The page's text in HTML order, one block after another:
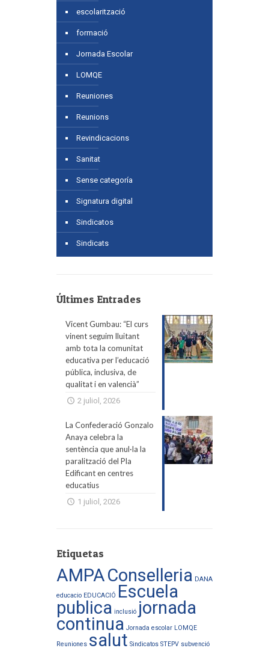
escolarització
formació
Jornada Escolar
LOMQE
Reuniones
Reunions
Revindicacions
Sanitat
Sense categoría
Signatura digital
Sindicatos
Sindicats
Últimes Entrades
Vicent Gumbau: “El curs
vinent seguim lluitant
amb tota la comunitat
educativa per l’educació
pública, inclusiva, de
qualitat i en valencià”
2 juliol, 2026
La Confederació Gonzalo
Anaya celebra la
sentència que anul·la la
paralització del Pla
Edificant en centres
educatius
1 juliol, 2026
Etiquetas
AMPAConselleria DANA
educacio EDUCACIÓ Escuela
publica inclusió jornada
continua Jornada escolar LOMQE
Reuniones salut Sindicatos STEPV subvenció